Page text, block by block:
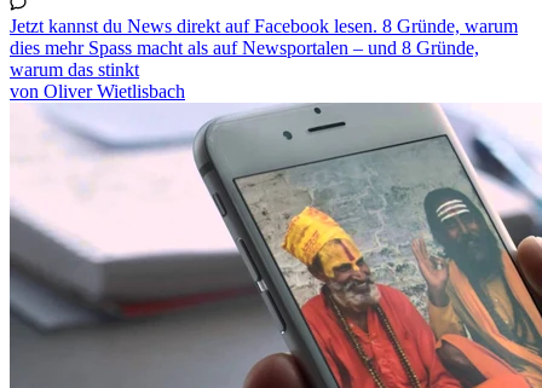
Jetzt kannst du News direkt auf Facebook lesen. 8 Gründe, warum
dies mehr Spass macht als auf Newsportalen – und 8 Gründe,
warum das stinkt​
von Oliver Wietlisbach